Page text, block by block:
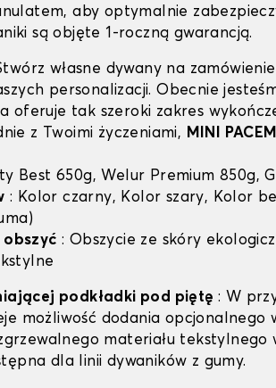
aby optymalnie
są objęte 1-roczną gwarancją.
własne dywany na
personalizacji. Obecnie
oferuje tak szeroki zakres
z Twoimi życzeniami, MINI
Best 650g, Welur Premium 850g,
: Kolor czarny, Kolor szary, Kolor
: Obszycie ze skóry
podkładki pod piętę : W
możliwość dodania opcjonalnego
materiału tekstylnego
dla linii dywaników z gumy.